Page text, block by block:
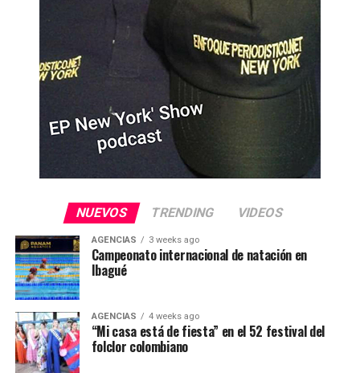
NUEVOS TRENDING VIDEOS
AGENCIAS 3 weeks ago
Campeonato internacional de natación en
Ibagué
AGENCIAS 4 weeks ago
“Mi casa está de fiesta” en el 52 festival del
folclor colombiano